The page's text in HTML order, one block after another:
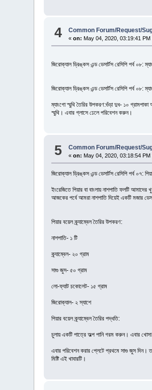
4 Common Forum/Request/
«on: May 04, 2020, 03:19:41 PM
জিরোক্যাল ড্রিঙ্কস এন্ড ডেসার্টস রেসিপি পর্ব ০৮:
জিরোক্যাল ড্রিঙ্কস এন্ড ডেসার্টস রেসিপি পর্ব ০৮:
ম্যাংগো স্মুথি তৈরির উপকরণ:গুঁড়া দুধ- ১০
স্মুথি। এবার গ্লাসে ঢেলে পরিবেশন করুন।
5 Common Forum/Request/
«on: May 04, 2020, 03:18:54 PM
জিরোক্যাল ড্রিঙ্কস এন্ড ডেসার্টস রেসিপি পর্ব ০৭:
ইংরেজিতে পিয়ার বা বাংলায় নাশপাতি ফলটি
আজকের পর্বে আমরা নাশপাতি দিয়েই একটি মজার
পিয়ার বয়েল ক্র্যাম্বেল তৈরির উপকরণ:
নাশপাতি- ১ টি
ক্র্যাম্বেল- ২০ গ্রাম
সাগু জুস- ৫০ গ্রাম
লো-ফ্যাট চকোলেট- ১৫ গ্রাম
জিরোক্যাল- ২ স্যাশে
পিয়ার বয়েল ক্র্যাম্বেল তৈরির পদ্ধতি:
চুলায় একটি পাত্রে অল্প পানি গরম করুন। এবার খোসা
এবার পরিবেশন করার প্লেটে প্রথমে সাগু জুস দিন।
মিষ্টি এই খাবারটি।